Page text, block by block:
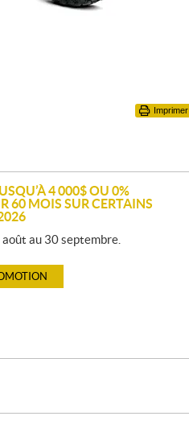
Imprimer
4 000$ OU 0%
60 MOIS SUR CERTAINS
au 30 septembre.